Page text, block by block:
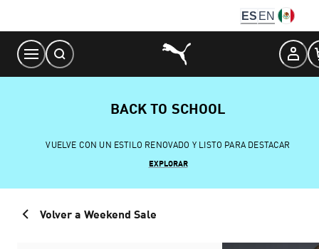
Content
ES EN
BACK TO SCHOOL
VUELVE CON UN ESTILO RENOVADO Y LISTO PARA DESTACAR
EXPLORAR
Volver a Weekend Sale